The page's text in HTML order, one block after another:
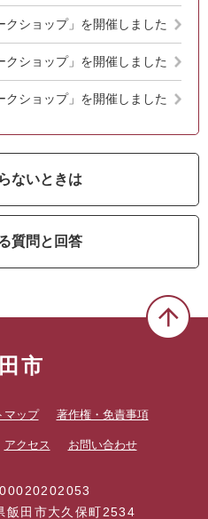
クショップ」を開催しました
クショップ」を開催しました
クショップ」を開催しました
ないときは
質問と回答
市
マップ 著作権・免責事項
アクセス お問い合わせ
田市大久保町2534